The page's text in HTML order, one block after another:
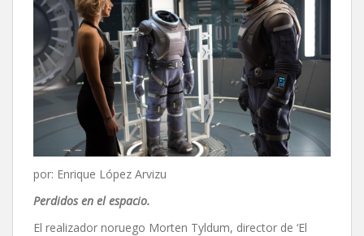
por: Enrique López Arvizu
Perdidos en el espacio.
El realizador noruego Morten Tyldum, director de ‘El